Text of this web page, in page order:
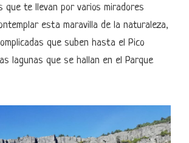
que te llevan por varios miradores
esta maravilla de la naturaleza,
que suben hasta el Pico
lagunas que se hallan en el Parque